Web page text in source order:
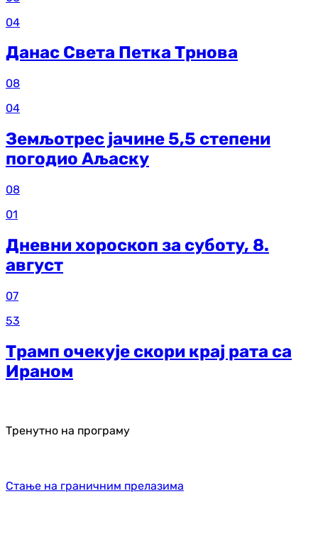
04
Данас Света Петка Трнова
08
04
Земљотрес јачине 5,5 степени
погодио Аљаску
08
01
Дневни хороскоп за суботу, 8.
август
07
53
Трамп очекује скори крај рата са
Ираном
Тренутно на програму
Стање на граничним прелазима